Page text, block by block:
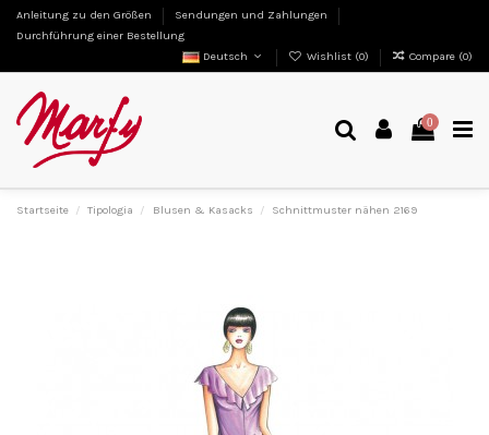
Anleitung zu den Größen
Sendungen und Zahlungen
Durchführung einer Bestellung
Deutsch
Wishlist (0) Compare (0)
0
Startseite Tipologia Blusen & Kasacks Schnittmuster nähen 2169